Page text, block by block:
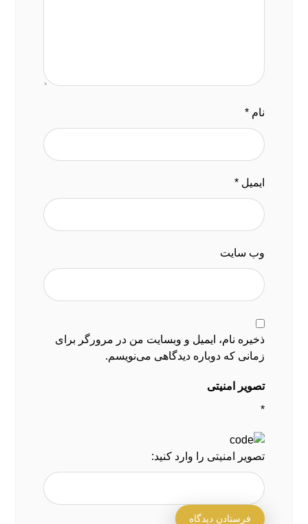
نام*
ایمیل*
وب‌ سایت
ذخیره نام، ایمیل و وبسایت من در مرورگر برای
زمانی که دوباره دیدگاهی می‌نویسم.
تصویر امنیتی
*
تصویر امنیتی را وارد کنید: